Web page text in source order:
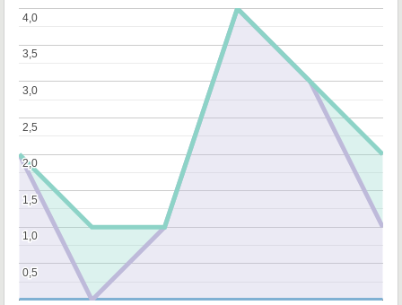
0,5
0,5
1,0
1,0
1,5
1,5
2,0
2,0
2,5
2,5
3,0
3,0
3,5
3,5
4,0
4,0